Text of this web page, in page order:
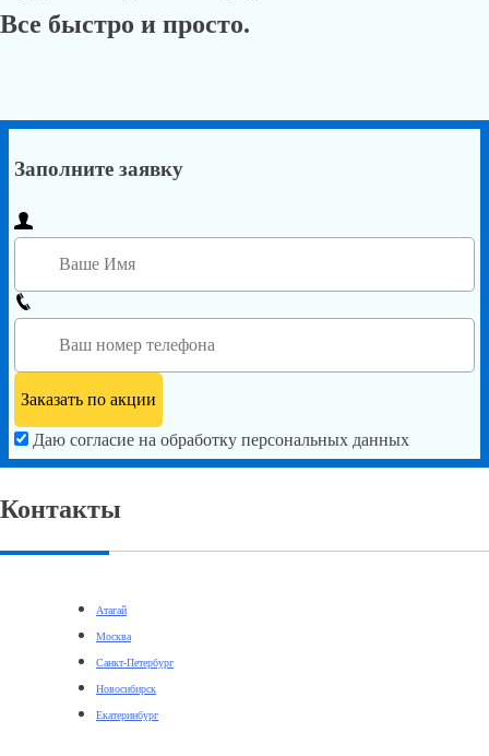
Все быстро и просто.
Заполните заявку
Даю согласие на обработку персональных данных
Контакты
Атагай
Москва
Санкт-Петербург
Новосибирск
Екатеринбург